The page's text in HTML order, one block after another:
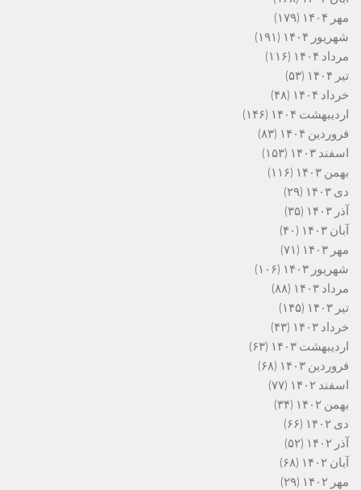
مهر ۱۴۰۴
(۱۷۹)
شهریور ۱۴۰۴
(۱۹۱)
مرداد ۱۴۰۴
(۱۱۶)
تیر ۱۴۰۴
(۵۳)
خرداد ۱۴۰۴
(۴۸)
اردیبهشت ۱۴۰۴
(۱۴۶)
فروردین ۱۴۰۴
(۸۳)
اسفند ۱۴۰۳
(۱۵۳)
بهمن ۱۴۰۳
(۱۱۶)
دی ۱۴۰۳
(۲۹)
آذر ۱۴۰۳
(۳۵)
آبان ۱۴۰۳
(۴۰)
مهر ۱۴۰۳
(۷۱)
شهریور ۱۴۰۳
(۱۰۶)
مرداد ۱۴۰۳
(۸۸)
تیر ۱۴۰۳
(۱۴۵)
خرداد ۱۴۰۳
(۴۳)
اردیبهشت ۱۴۰۳
(۶۳)
فروردین ۱۴۰۳
(۶۸)
اسفند ۱۴۰۲
(۷۷)
بهمن ۱۴۰۲
(۳۴)
دی ۱۴۰۲
(۶۶)
آذر ۱۴۰۲
(۵۲)
آبان ۱۴۰۲
(۶۸)
مهر ۱۴۰۲
(۲۹)